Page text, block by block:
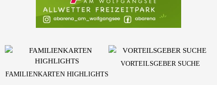
FAMILIENKARTEN HIGHLIGHTS
VORTEILSGEBER SUCHE